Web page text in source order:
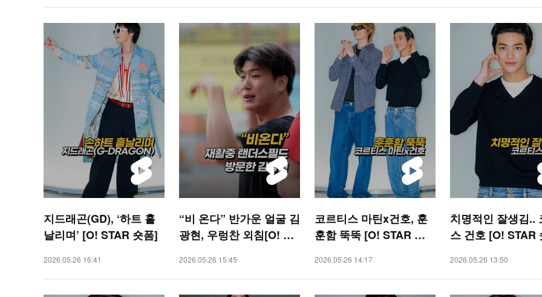
지드래곤(GD), ‘하트 흩
날리며’ [O! STAR 숏폼]
2026.05.26 16:41
“비 온다” 반가운 얼굴 김
광현, 우렁찬 외침[O! SP
2026.05.26 15:45
코르티스 마틴x건호, 훈
훈함 뚝뚝 [O! STAR 숏
2026.05.26 14:17
치명적인 잘생김..
스 건호 [O! STAR
2026.05.26 13:50